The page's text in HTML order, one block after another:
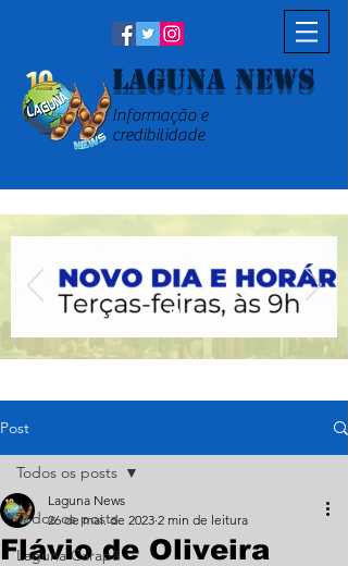
Laguna News
Informação e
credibilidade
Post
Todos os posts
Laguna Carapã
Todos os posts
Flávio de Oliveira
Laguna News
26 de mai. de 2023 2 min de leitura